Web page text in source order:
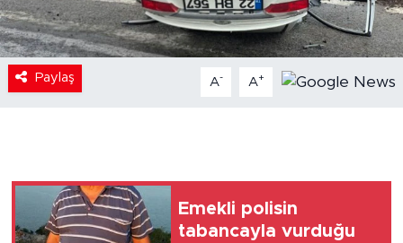
Paylaş A- A+
Emekli polisin
tabancayla vurduğu